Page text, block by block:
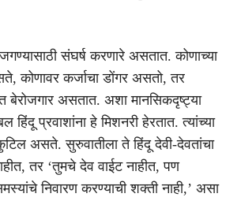
संघर्ष करणारे असतात. कोणाच्या
कोणावर कर्जाचा डोंगर असतो, तर
बेरोजगार असतात. अशा मानसिकदृष्ट्या
प्रवाशांना हे मिशनरी हेरतात. त्यांच्या
असते. सुरुवातीला ते हिंदू देवी-देवतांचा
तर ‘तुमचे देव वाईट नाहीत, पण
निवारण करण्याची शक्ती नाही,’ असा